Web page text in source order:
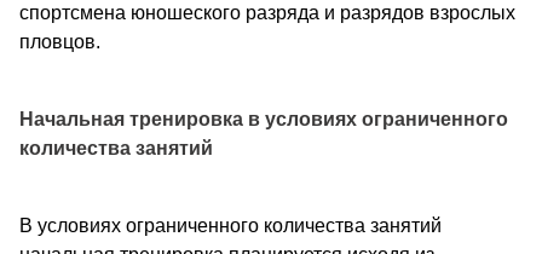
спортсмена юношеского разряда и разрядов взрослых
пловцов.
Начальная тренировка в условиях ограниченного
количества занятий
В условиях ограниченного количества занятий